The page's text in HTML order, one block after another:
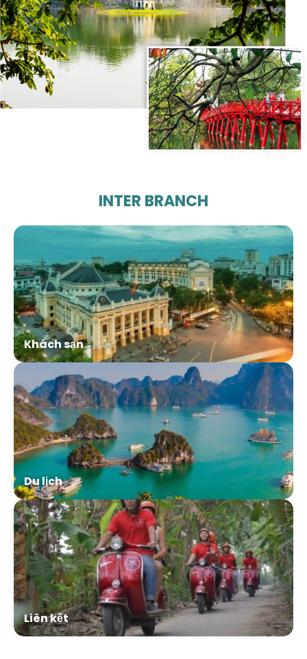
INTER BRANCH
Khách sạn
Du lịch
Liên kết